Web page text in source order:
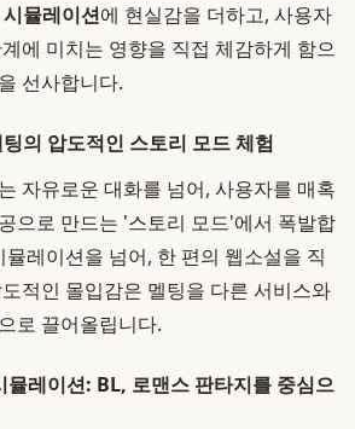
뮬레이션에 현실감을 더하고, 사용자
에 미치는 영향을 직접 체감하게 함으
선사합니다.
의 압도적인 스토리 모드 체험
자유로운 대화를 넘어, 사용자를 매혹
으로 만드는 '스토리 모드'에서 폭발합
레이션을 넘어, 한 편의 웹소설을 직
적인 몰입감은 멜팅을 다른 서비스와
로 끌어올립니다.
뮬레이션: BL, 로맨스 판타지를 중심으